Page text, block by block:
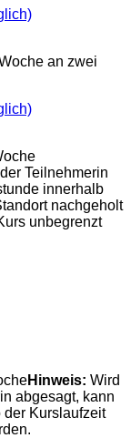
an zwei
Teilnehmerin
innerhalb
nachgeholt
unbegrenzt
Hinweis: Wird
abgesagt, kann
Kurslaufzeit